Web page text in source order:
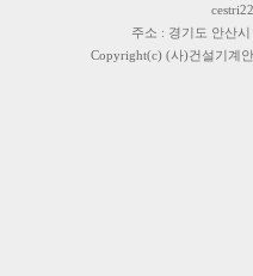
주소 : 경기도 안산
Copyright(c) (사)건설기계